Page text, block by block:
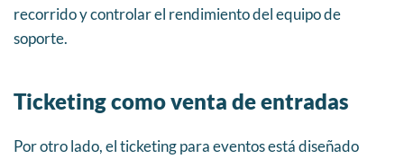
recorrido y controlar el rendimiento del equipo de
soporte.
Ticketing como venta de entradas
Por otro lado, el ticketing para eventos está diseñado